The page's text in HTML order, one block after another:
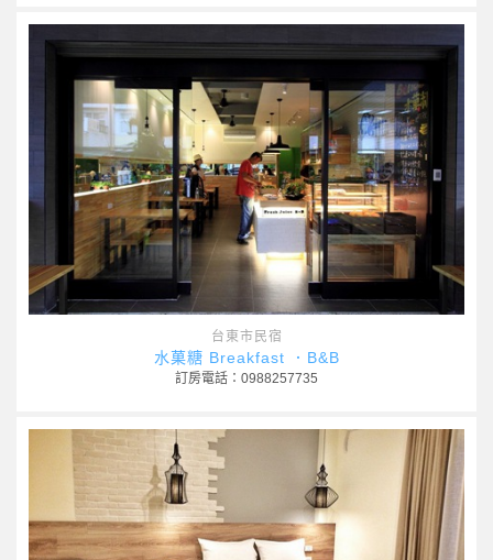
台東市民宿
水菓糖 Breakfast ．B&B
訂房電話：0988257735